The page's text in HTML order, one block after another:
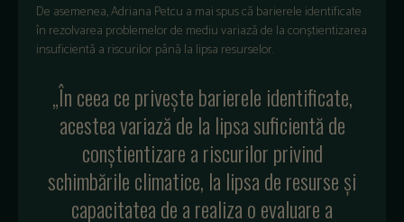
De asemenea, Adriana Petcu a mai spus că barierele identificate
în rezolvarea problemelor de mediu variază de la conștientizarea
insuficientă a riscurilor până la lipsa resurselor.
„În ceea ce privește barierele identificate,
acestea variază de la lipsa suficientă de
conștientizare a riscurilor privind
schimbările climatice, la lipsa de resurse și
capacitatea de a realiza o evaluare a